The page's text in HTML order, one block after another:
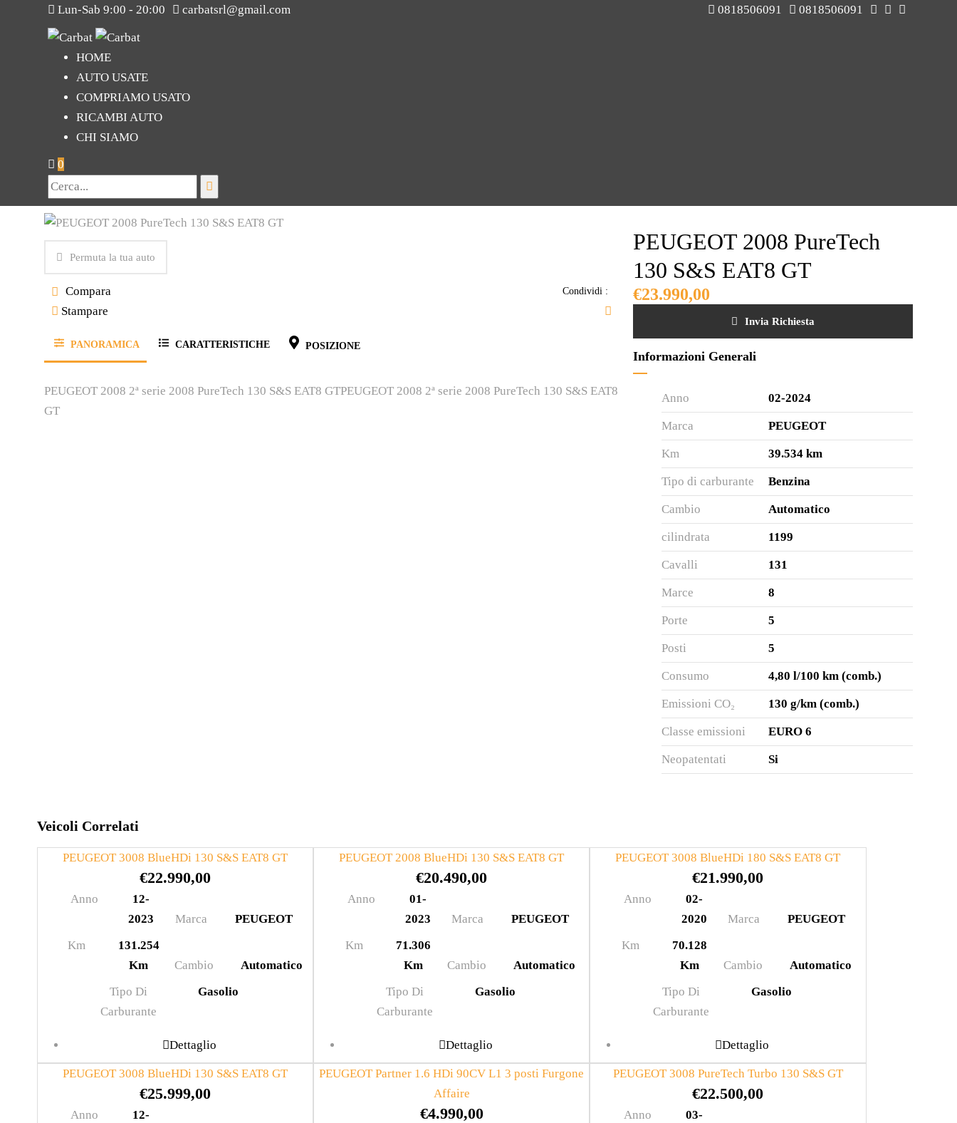
Lun-Sab 9:00 - 20:00 carbatsrl@gmail.com 0818506091 0818506091
HOME
AUTO USATE
COMPRIAMO USATO
RICAMBI AUTO
CHI SIAMO
0
Permuta la tua auto
Compara
Stampare
Condividi :
PANORAMICA CARATTERISTICHE POSIZIONE
PEUGEOT 2008 2ª serie 2008 PureTech 130 S&S EAT8 GTPEUGEOT 2008 2ª serie 2008 PureTech 130 S&S EAT8
GT
PEUGEOT 2008 PureTech
130 S&S EAT8 GT
€23.990,00
Invia Richiesta
Informazioni Generali
Anno 02-2024
Marca PEUGEOT
Km 39.534 km
Tipo di carburante Benzina
Cambio Automatico
cilindrata 1199
Cavalli 131
Marce 8
Porte 5
Posti 5
Consumo 4,80 l/100 km (comb.)
Emissioni CO₂ 130 g/km (comb.)
Classe emissioni EURO 6
Neopatentati Si
Veicoli Correlati
PEUGEOT 3008 BlueHDi 130 S&S EAT8 GT
€22.990,00
Anno
12-
2023
Marca
PEUGEOT
Km
131.254
Km
Cambio
Automatico
Tipo Di
Carburante
Gasolio
Dettaglio
PEUGEOT 2008 BlueHDi 130 S&S EAT8 GT
€20.490,00
Anno
01-
2023
Marca
PEUGEOT
Km
71.306
Km
Cambio
Automatico
Tipo Di
Carburante
Gasolio
Dettaglio
PEUGEOT 3008 BlueHDi 180 S&S EAT8 GT
€21.990,00
Anno
02-
2020
Marca
PEUGEOT
Km
70.128
Km
Cambio
Automatico
Tipo Di
Carburante
Gasolio
Dettaglio
PEUGEOT 3008 BlueHDi 130 S&S EAT8 GT
€25.999,00
Anno
12-
PEUGEOT Partner 1.6 HDi 90CV L1 3 posti Furgone
Affaire
€4.990,00
PEUGEOT 3008 PureTech Turbo 130 S&S GT
€22.500,00
Anno
03-